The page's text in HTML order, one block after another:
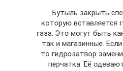
Бутыль закрыть
которую вставляется
газа. Это могут быть
так и магазинные.
то гидрозатвор
перчатка. Её